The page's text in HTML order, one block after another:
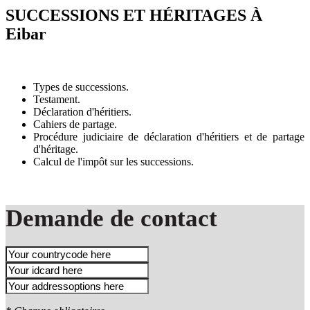
SUCCESSIONS ET HÉRITAGES À
Eibar
Types de successions.
Testament.
Déclaration d'héritiers.
Cahiers de partage.
Procédure judiciaire de déclaration d'héritiers et de partage
d'héritage.
Calcul de l'impôt sur les successions.
Demande de contact